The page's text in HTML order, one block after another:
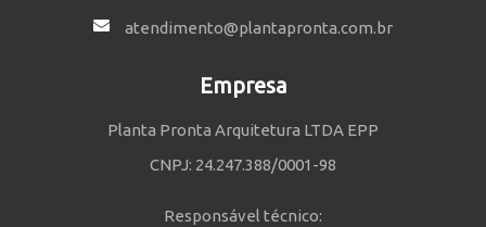
atendimento@plantapronta.com.br
Empresa
Planta Pronta Arquitetura LTDA EPP
CNPJ: 24.247.388/0001-98
Responsável técnico: